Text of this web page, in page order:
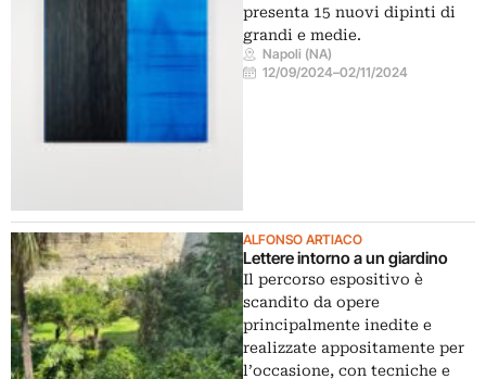
presenta 15 nuovi dipinti di
grandi e medie.
Napoli (NA)
12/09/2024–02/11/2024
ALFONSO ARTIACO
Lettere intorno a un giardino
Il percorso espositivo è
scandito da opere
principalmente inedite e
realizzate appositamente per
l’occasione, con tecniche e